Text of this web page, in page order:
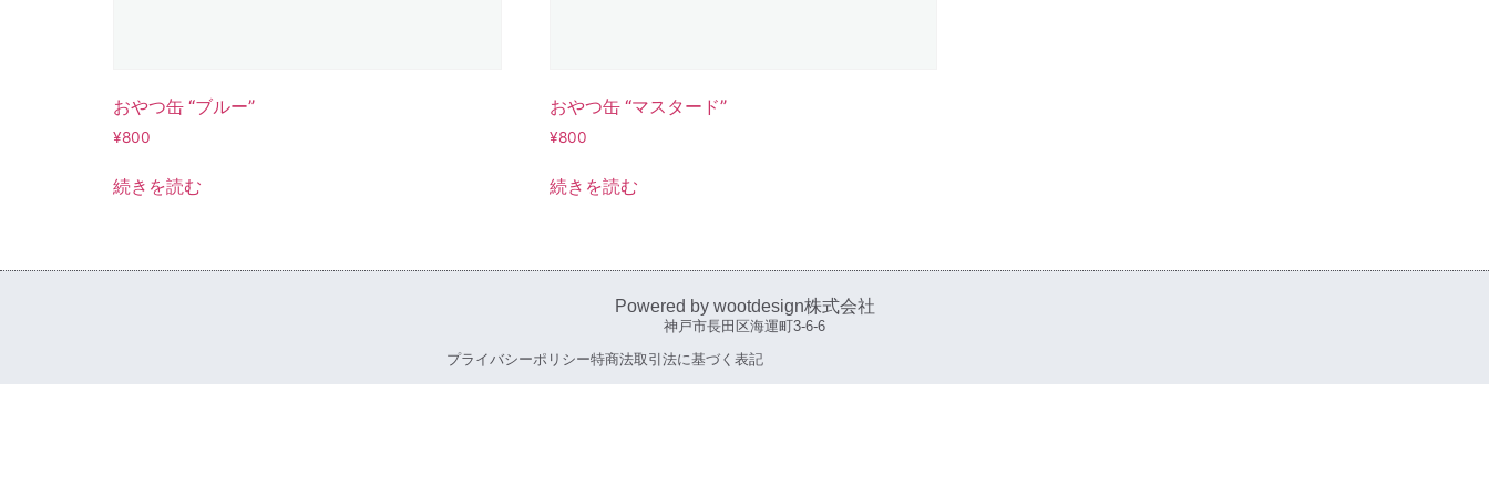
おやつ缶 “ブルー”
¥800
続きを読む
おやつ缶 “マスタード”
¥800
続きを読む
Powered by wootdesign株式会社
神戸市長田区海運町3-6-6
プライバシーポリシー特商法取引法に基づく表記